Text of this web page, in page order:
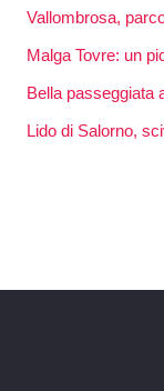
Vallombrosa,
Malga Tovre: un
Bella passeggiata
Lido di Salorno,